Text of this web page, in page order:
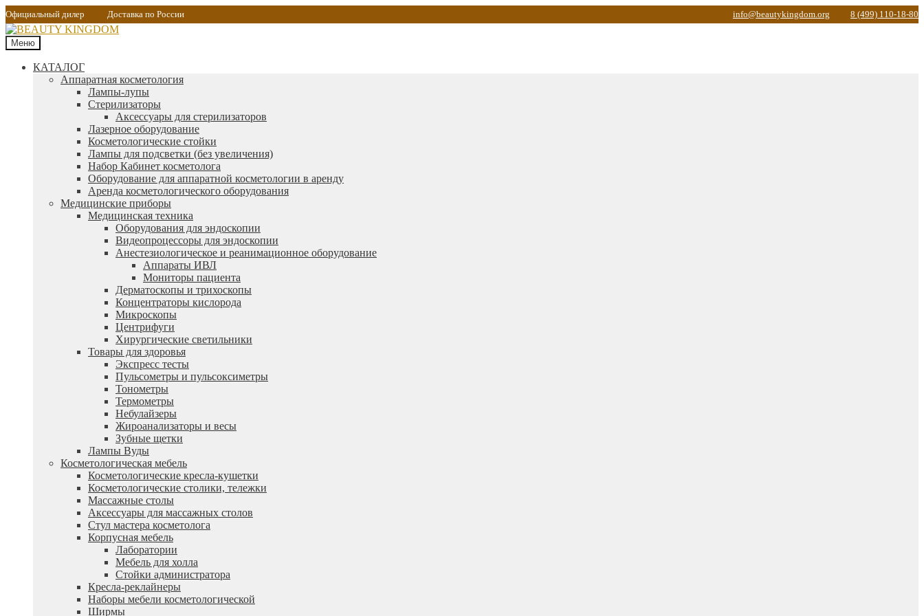
Официальный дилер Доставка по России info@beautykingdom.org 8 (499) 110-18-80
Меню
КАТАЛОГ
Аппаратная косметология
Лампы-лупы
Стерилизаторы
Аксессуары для стерилизаторов
Лазерное оборудование
Косметологические стойки
Лампы для подсветки (без увеличения)
Набор Кабинет косметолога
Оборудование для аппаратной косметологии в аренду
Аренда косметологического оборудования
Медицинские приборы
Медицинская техника
Оборудования для эндоскопии
Видеопроцессоры для эндоскопии
Анестезиологическое и реанимационное оборудование
Аппараты ИВЛ
Мониторы пациента
Дерматоскопы и трихоскопы
Концентраторы кислорода
Микроскопы
Центрифуги
Xирургические светильники
Товары для здоровья
Экспресс тесты
Пульсометры и пульсоксиметры
Тонометры
Термометры
Небулайзеры
Жироанализаторы и весы
Зубные щетки
Лампы Вуды
Косметологическая мебель
Косметологические кресла-кушетки
Косметологические столики, тележки
Массажные столы
Аксессуары для массажных столов
Стул мастера косметолога
Корпусная мебель
Лаборатории
Мебель для холла
Стойки администратора
Кресла-реклайнеры
Наборы мебели косметологической
Ширмы